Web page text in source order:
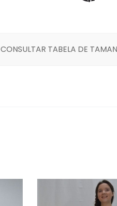
CONSULTAR TABELA DE